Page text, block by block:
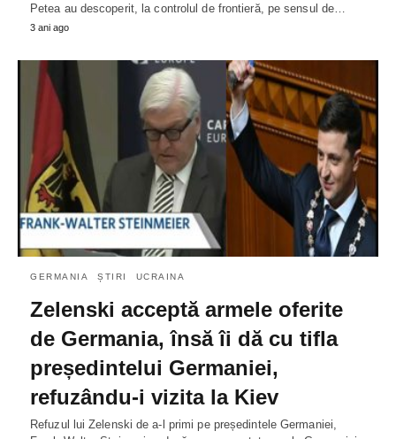
Petea au descoperit, la controlul de frontieră, pe sensul de…
3 ani ago
GERMANIA ȘTIRI UCRAINA
Zelenski acceptă armele oferite
de Germania, însă îi dă cu tifla
președintelui Germaniei,
refuzându-i vizita la Kiev
Refuzul lui Zelenski de a-l primi pe președintele Germaniei,